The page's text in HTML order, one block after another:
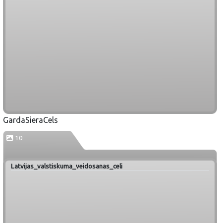
GardaSieraCels
10
Latvijas_valstiskuma_veidosanas_celi